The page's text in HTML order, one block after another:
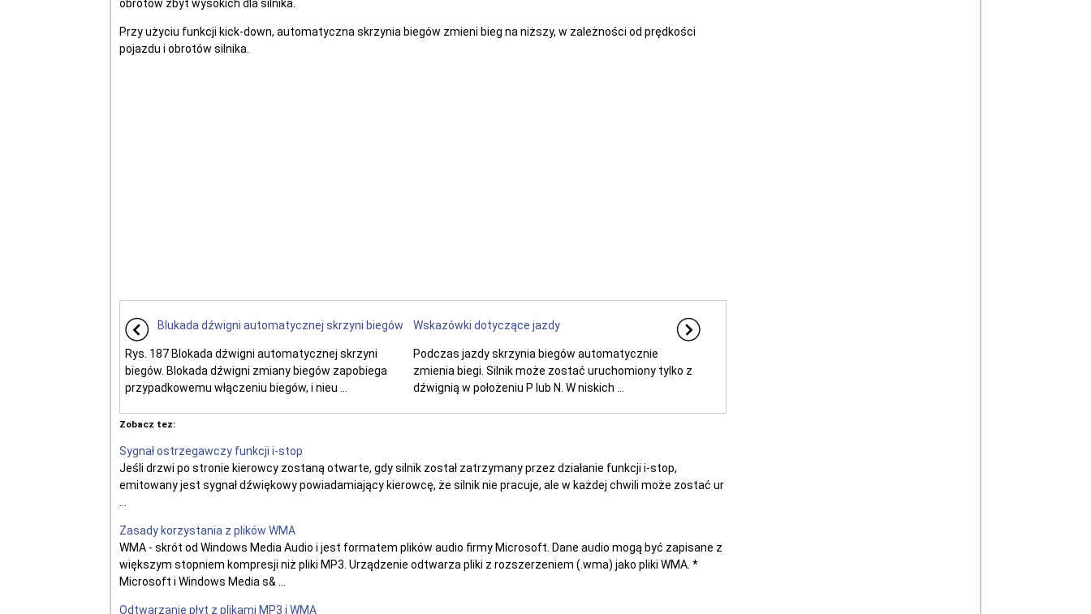
obrotów zbyt wysokich dla silnika.
Przy użyciu funkcji kick-down, automatyczna skrzynia biegów zmieni bieg na niższy, w zależności od prędkości
pojazdu i obrotów silnika.
Blukada dźwigni automatycznej skrzyni biegów
Rys. 187 Blokada dźwigni automatycznej skrzyni
biegów. Blokada dźwigni zmiany biegów zapobiega
przypadkowemu włączeniu biegów, i nieu ...
Wskazówki dotyczące jazdy
Podczas jazdy skrzynia biegów automatycznie
zmienia biegi. Silnik może zostać uruchomiony tylko z
dźwignią w położeniu P lub N. W niskich ...
Zobacz tez:
Sygnał ostrzegawczy funkcji i-stop
Jeśli drzwi po stronie kierowcy zostaną otwarte, gdy silnik został zatrzymany przez działanie funkcji i-stop,
emitowany jest sygnał dźwiękowy powiadamiający kierowcę, że silnik nie pracuje, ale w każdej chwili może zostać ur
Zasady korzystania z plików WMA
WMA - skrót od Windows Media Audio i jest formatem plików audio firmy Microsoft. Dane audio mogą być zapisane z
większym stopniem kompresji niż pliki MP3. Urządzenie odtwarza pliki z rozszerzeniem (.wma) jako pliki WMA. *
Microsoft i Windows Media s& ...
Odtwarzanie płyt z plikami MP3 i WMA